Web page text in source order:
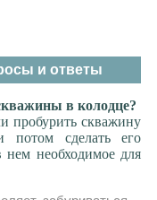
и ответы
в колодце?
пробурить скважину
потом сделать его
нем необходимое для